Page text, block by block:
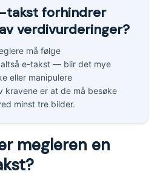
takst forhindrer
verdivurderinger?
må følge
e-takst — blir det mye
eller manipulere
kravene er at de må besøke
minst tre bilder.
megleren en